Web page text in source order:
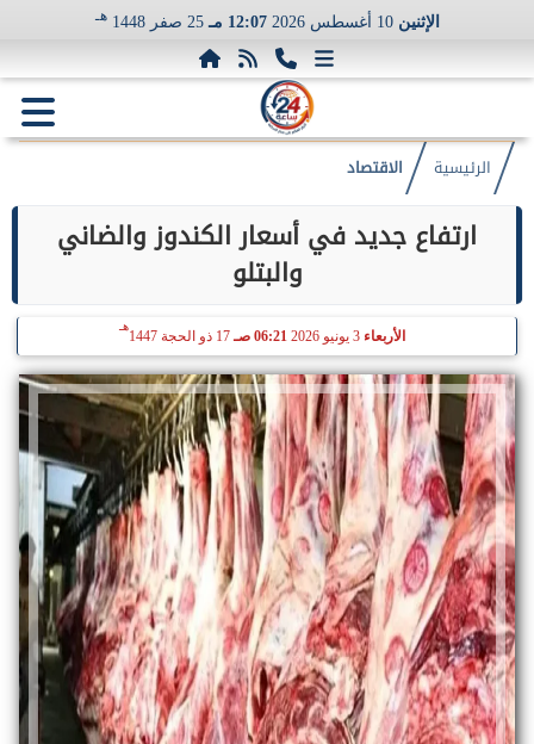
الإثنين 10 أغسطس 2026 12:07 مـ 25 صفر 1448 هـ
الرئيسية الاقتصاد
ارتفاع جديد في أسعار الكندوز والضاني
والبتلو
الأربعاء 06:21 صـ 17 ذو الحجة 1447
هـ